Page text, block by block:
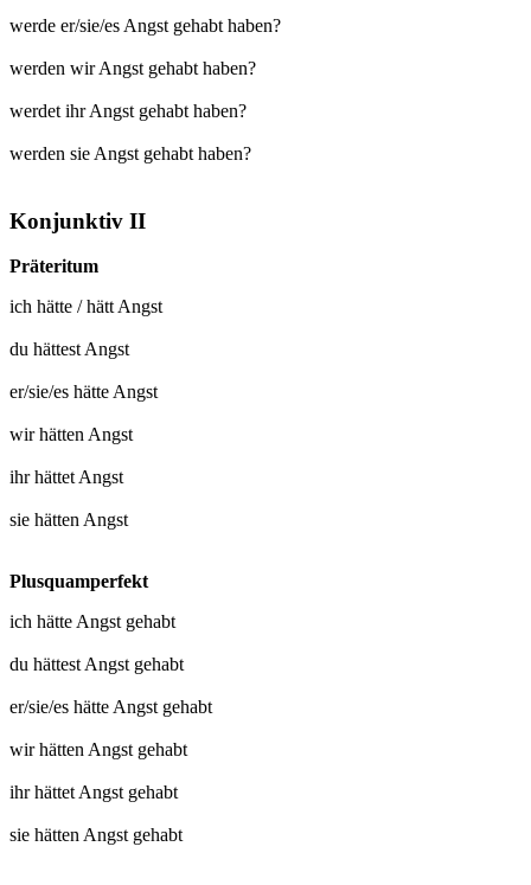
werde er/sie/es Angst gehabt haben?
werden wir Angst gehabt haben?
werdet ihr Angst gehabt haben?
werden sie Angst gehabt haben?
Konjunktiv II
Präteritum
ich hätte /hätt Angst
du hättest Angst
er/sie/es hätte Angst
wirhätten Angst
ihrhättet Angst
sie hätten Angst
Plusquamperfekt
ich hätteAngst gehabt
du hättestAngst gehabt
er/sie/es hätteAngst gehabt
wir hättenAngst gehabt
ihr hättetAngst gehabt
sie hättenAngst gehabt